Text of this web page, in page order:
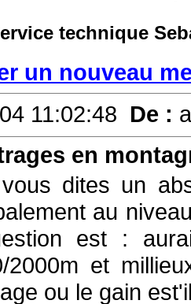
technique
un nouveau
11:02:48 De :
en
dites un
au
est :
2000m et
ou le gain